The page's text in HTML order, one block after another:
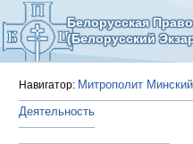
Белорусская
(Белорусский
Навигатор: Митрополит
Деятельность